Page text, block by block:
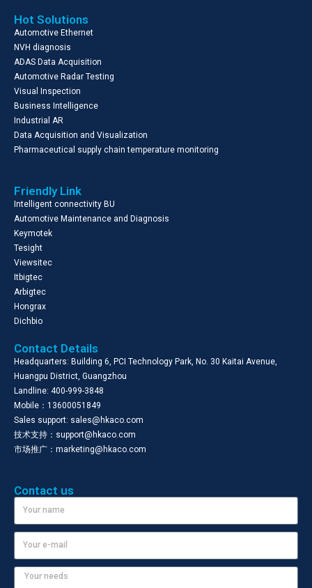
Hot Solutions
Automotive Ethernet
NVH diagnosis
ADAS Data Acquisition
Automotive Radar Testing
Visual Inspection
Business Intelligence
Industrial AR
Data Acquisition and Visualization
Pharmaceutical supply chain temperature monitoring
Friendly Link
Intelligent connectivity BU
Automotive Maintenance and Diagnosis
Keymotek
Tesight
Viewsitec
Itbigtec
Arbigtec
Hongrax
Dichbio
Contact Details
Headquarters: Building 6, PCI Technology Park, No. 30 Kaitai Avenue,
Huangpu District, Guangzhou
Landline: 400-999-3848
Mobile：13600051849
Sales support: sales@hkaco.com
技术支持：support@hkaco.com
市场推广：marketing@hkaco.com
Contact us